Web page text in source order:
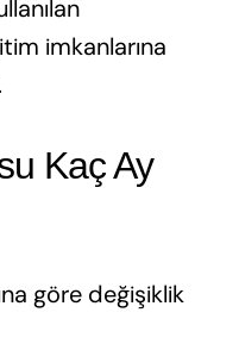
imkanlarına
Kaç Ay
göre değişiklik